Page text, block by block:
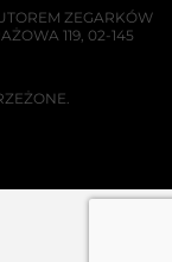
ZEGARKÓW
119, 02-145